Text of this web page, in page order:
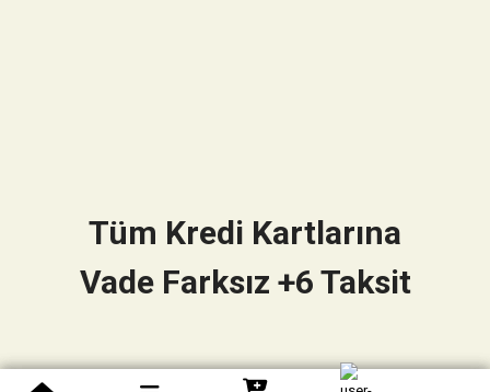
Tüm Kredi Kartlarına
Vade Farksız +6 Taksit